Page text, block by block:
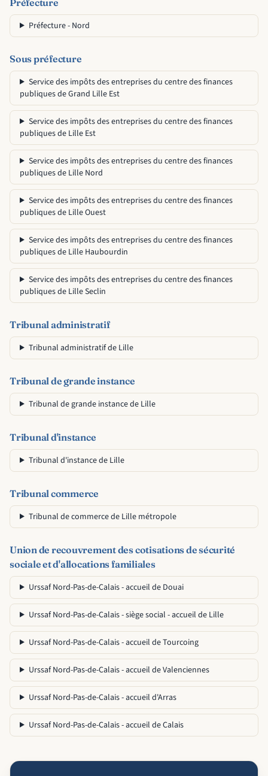
Préfecture
Préfecture - Nord
Sous préfecture
Service des impôts des entreprises du centre des finances
publiques de Grand Lille Est
Service des impôts des entreprises du centre des finances
publiques de Lille Est
Service des impôts des entreprises du centre des finances
publiques de Lille Nord
Service des impôts des entreprises du centre des finances
publiques de Lille Ouest
Service des impôts des entreprises du centre des finances
publiques de Lille Haubourdin
Service des impôts des entreprises du centre des finances
publiques de Lille Seclin
Tribunal administratif
Tribunal administratif de Lille
Tribunal de grande instance
Tribunal de grande instance de Lille
Tribunal d'instance
Tribunal d'instance de Lille
Tribunal commerce
Tribunal de commerce de Lille métropole
Union de recouvrement des cotisations de sécurité
sociale et d'allocations familiales
Urssaf Nord-Pas-de-Calais - accueil de Douai
Urssaf Nord-Pas-de-Calais - siège social - accueil de Lille
Urssaf Nord-Pas-de-Calais - accueil de Tourcoing
Urssaf Nord-Pas-de-Calais - accueil de Valenciennes
Urssaf Nord-Pas-de-Calais - accueil d'Arras
Urssaf Nord-Pas-de-Calais - accueil de Calais